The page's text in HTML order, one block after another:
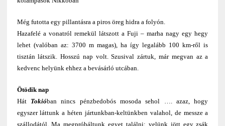
Még futotta egy pillantásra a piros öreg hidra a folyón.
Hazafelé a vonatról remekül látszott a Fuji – marha nagy egy hegy
lehet (valóban az: 3700 m magas), ha így legalább 100 km-ről is
tisztán látszik. Hosszú nap volt. Szusival zártuk, már megvan az a
kedvenc helyünk ehhez a bevásárló utcában.
Ötödik nap
Hát Tokióban nincs pénzbedobós mosoda sehol …. azaz, hogy
egyszer láttunk a héten jártunkban-keltünkben valahol, de messze a
szállodától. Ma megpróbáltunk egyet találni: velünk jött egy zsák